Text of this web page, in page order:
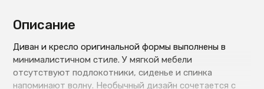
Описание
Диван и кресло оригинальной формы выполнены в
минималистичном стиле. У мягкой мебели
отсутствуют подлокотники, сиденье и спинка
напоминают волну. Необычный дизайн сочетается с